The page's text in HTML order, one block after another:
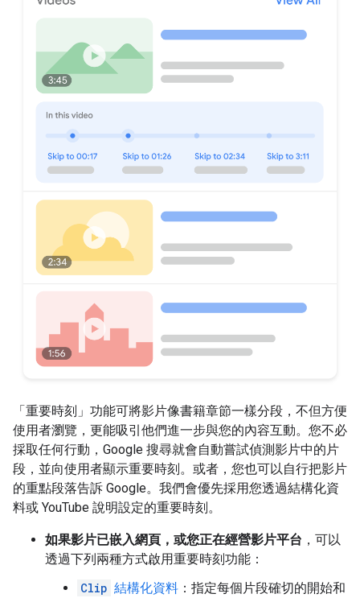
「重要時刻」功能可將影片像書籍章節一樣分段，不但方便
使用者瀏覽，更能吸引他們進一步與您的內容互動。您不必
採取任何行動，Google 搜尋就會自動嘗試偵測影片中的片
段，並向使用者顯示重要時刻。或者，您也可以自行把影片
的重點段落告訴 Google。我們會優先採用您透過結構化資
料或 YouTube 說明設定的重要時刻。
如果影片已嵌入網頁，或您正在經營影片平台 ，可以
透過下列兩種方式啟用重要時刻功能：
Clip 結構化資料 ：指定每個片段確切的開始和